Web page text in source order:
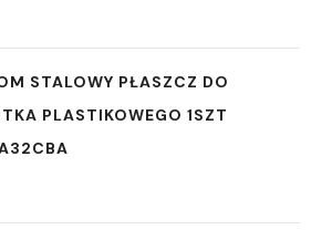
STALOWY PŁASZCZ DO
PLASTIKOWEGO 1SZT